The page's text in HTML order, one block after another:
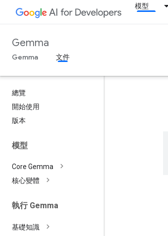
模型
Gemma
Gemma 文件
總覽
開始使用
版本
模型
Core Gemma
核心變體
執行 Gemma
基礎知識